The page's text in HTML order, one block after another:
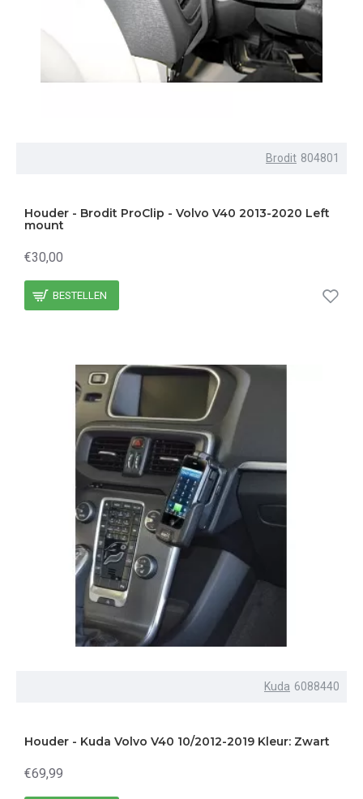
Brodit 804801
Houder - Brodit ProClip - Volvo V40 2013-2020 Left
mount
€30,00
BESTELLEN
Kuda 6088440
Houder - Kuda Volvo V40 10/2012-2019 Kleur: Zwart
€69,99